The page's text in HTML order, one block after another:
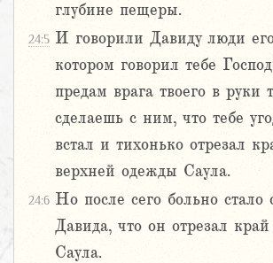
глубине пещеры.
24:5 И говорили Давиду люди
котором говорил тебе
предам врага твоего в руки
сделаешь с ним, что тебе
встал и тихонько отрезал
верхней одежды Саула.
24:6 Но после сего больно стало
Давида, что он отрезал
Саула.